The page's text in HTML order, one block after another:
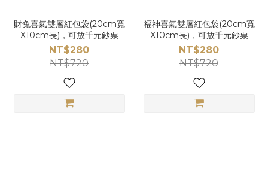
財兔喜氣雙層紅包袋(20cm寬
X10cm長)，可放千元鈔票
NT$280
NT$720
福神喜氣雙層紅包袋(20cm寬
X10cm長)，可放千元鈔票
NT$280
NT$720